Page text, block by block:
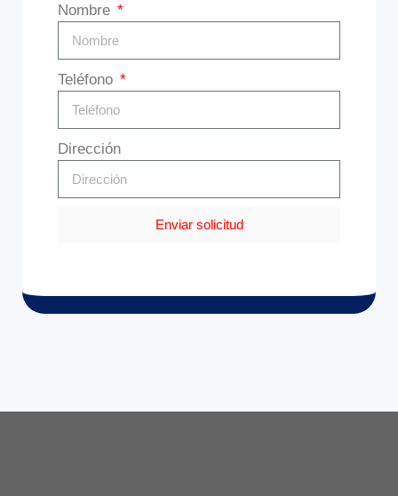
Nombre
Teléfono
Dirección
Enviar solicitud